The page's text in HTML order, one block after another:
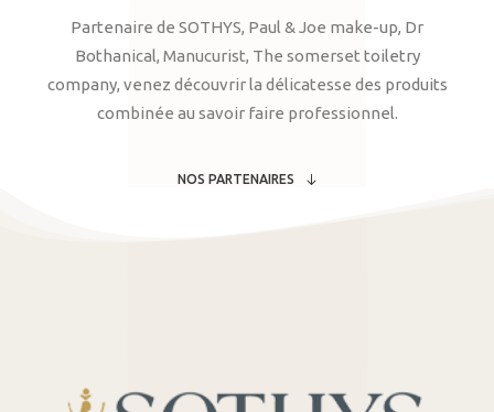
Partenaire de SOTHYS, Paul & Joe make-up, Dr
Bothanical, Manucurist, The somerset toiletry
company, venez découvrir la délicatesse des produits
combinée au savoir faire professionnel.
NOS PARTENAIRES